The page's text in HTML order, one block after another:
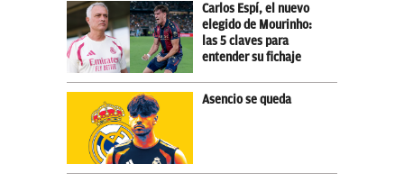
Carlos Espí, el nuevo
elegido de Mourinho:
las 5 claves para
entender su fichaje
Asencio se queda